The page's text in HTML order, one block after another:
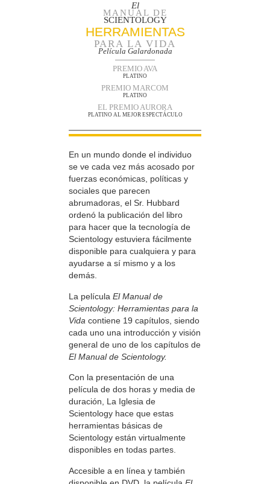
El
MANUAL DE
SCIENTOLOGY
HERRAMIENTAS
PARA LA VIDA
Película Galardonada
PREMIO AVA
PLATINO
PREMIO MARCOM
PLATINO
EL PREMIO AURORA
PLATINO AL MEJOR ESPECTÁCULO
En un mundo donde el individuo
se ve cada vez más acosado por
fuerzas económicas, políticas y
sociales que parecen
abrumadoras, el Sr. Hubbard
ordenó la publicación del libro
para hacer que la tecnología de
Scientology estuviera fácilmente
disponible para cualquiera y para
ayudarse a sí mismo y a los
demás.
La película El Manual de
Scientology: Herramientas para la
Vida contiene 19 capítulos, siendo
cada uno una introducción y visión
general de uno de los capítulos de
El Manual de Scientology.
Con la presentación de una
película de dos horas y media de
duración, La Iglesia de
Scientology hace que estas
herramientas básicas de
Scientology están virtualmente
disponibles en todas partes.
Accesible a en línea y también